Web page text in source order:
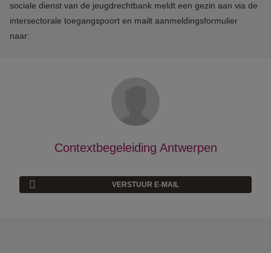
sociale dienst van de jeugdrechtbank meldt een gezin aan via de
intersectorale toegangspoort en mailt aanmeldingsformulier
naar:
Contextbegeleiding Antwerpen
VERSTUUR E-MAIL